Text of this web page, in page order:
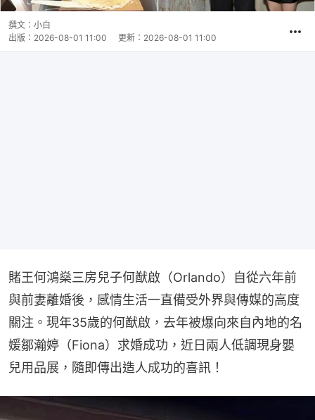
撰文： 小白
出版： 2026-08-01 11:00 更新： 2026-08-01 11:00
賭王何鴻燊三房兒子何猷啟（Orlando）自從六年前
與前妻離婚後，感情生活一直備受外界與傳媒的高度
關注。現年35歲的何猷啟，去年被爆向來自內地的名
媛鄒瀚婷（Fiona）求婚成功，近日兩人低調現身嬰
兒用品展，隨即傳出造人成功的喜訊！